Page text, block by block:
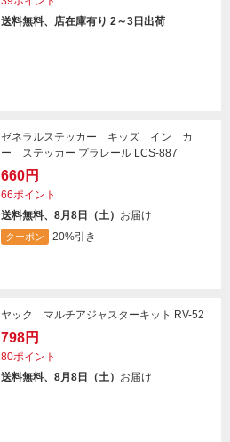
送料無料、店在庫有り 2～3日出荷
ゼネラルステッカー キッズ イン カ
ー ステッカー プラレール LCS-887
660円
66ポイント
送料無料、8月8日（土） お届け
クーポン 20%引き
ヤック マルチアジャスターキット RV-52
798円
80ポイント
送料無料、8月8日（土） お届け